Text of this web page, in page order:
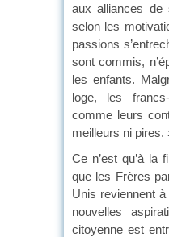
aux alliances
selon les
passions
sont commis,
les enfants.
loge, les
comme leurs
meilleurs ni pires.
Ce n’est qu’à la
que les Frères
Unis reviennent
nouvelles
citoyenne est